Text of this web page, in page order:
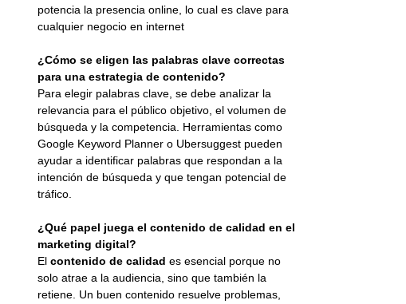
potencia la presencia online, lo cual es clave para
cualquier negocio en internet
¿Cómo se eligen las palabras clave correctas
para una estrategia de contenido?
Para elegir palabras clave, se debe analizar la
relevancia para el público objetivo, el volumen de
búsqueda y la competencia. Herramientas como
Google Keyword Planner o Ubersuggest pueden
ayudar a identificar palabras que respondan a la
intención de búsqueda y que tengan potencial de
tráfico.
¿Qué papel juega el contenido de calidad en el
marketing digital?
El contenido de calidad es esencial porque no
solo atrae a la audiencia, sino que también la
retiene. Un buen contenido resuelve problemas,